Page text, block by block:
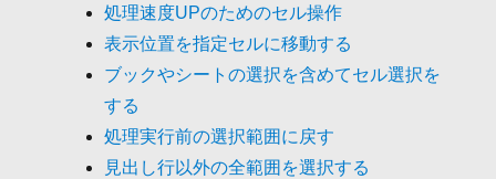
処理速度UPのためのセル操作
表示位置を指定セルに移動する
ブックやシートの選択を含めてセル選択を
する
処理実行前の選択範囲に戻す
見出し行以外の全範囲を選択する